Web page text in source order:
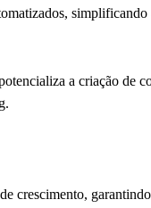
a criação de
crescimento,